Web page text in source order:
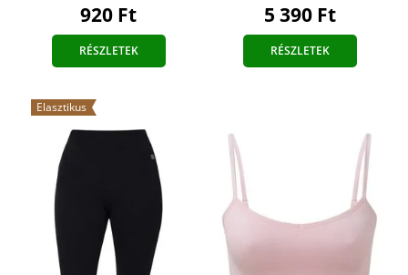
920 Ft
RÉSZLETEK
5 390 Ft
RÉSZLETEK
Elasztikus